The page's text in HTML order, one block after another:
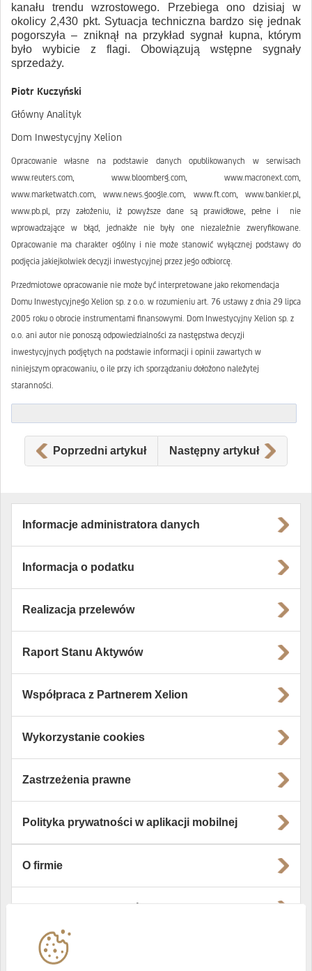
kanału trendu wzrostowego. Przebiega ono dzisiaj w
okolicy 2,430 pkt. Sytuacja techniczna bardzo się jednak
pogorszyła – zniknął na przykład sygnał kupna, którym
było wybicie z flagi. Obowiązują wstępne sygnały
sprzedaży.
Piotr Kuczyński
Główny Analityk
Dom Inwestycyjny Xelion
Opracowanie własne na podstawie danych opublikowanych w serwisach
www.reuters.com, www.bloomberg.com, www.macronext.com,
www.marketwatch.com, www.news.google.com, www.ft.com, www.bankier.pl,
www.pb.pl, przy założeniu, iż powyższe dane są prawidłowe, pełne i nie
wprowadzające w błąd, jednakże nie były one niezależnie zweryfikowane.
Opracowanie ma charakter ogólny i nie może stanowić wyłącznej podstawy do
podjęcia jakiejkolwiek decyzji inwestycyjnej przez jego odbiorcę.
Przedmiotowe opracowanie nie może być interpretowane jako rekomendacja
Domu Inwestycyjnego Xelion sp. z o.o. w rozumieniu art. 76 ustawy z dnia 29 lipca
2005 roku o obrocie instrumentami finansowymi. Dom Inwestycyjny Xelion sp. z
o.o. ani autor nie ponoszą odpowiedzialności za następstwa decyzji
inwestycyjnych podjętych na podstawie informacji i opinii zawartych w
niniejszym opracowaniu, o ile przy ich sporządzaniu dołożono należytej
staranności.
Poprzedni artykuł Następny artykuł
Informacje administratora danych
Informacja o podatku
Realizacja przelewów
Raport Stanu Aktywów
Współpraca z Partnerem Xelion
Wykorzystanie cookies
Zastrzeżenia prawne
Polityka prywatności w aplikacji mobilnej
O firmie
Instytucje współpracujące